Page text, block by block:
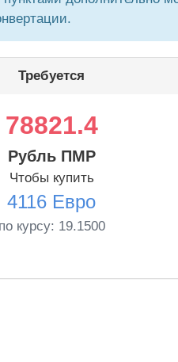
Требуется
78821.4
Рубль ПМР
Чтобы купить
4116 Евро
по курсу: 19.1500